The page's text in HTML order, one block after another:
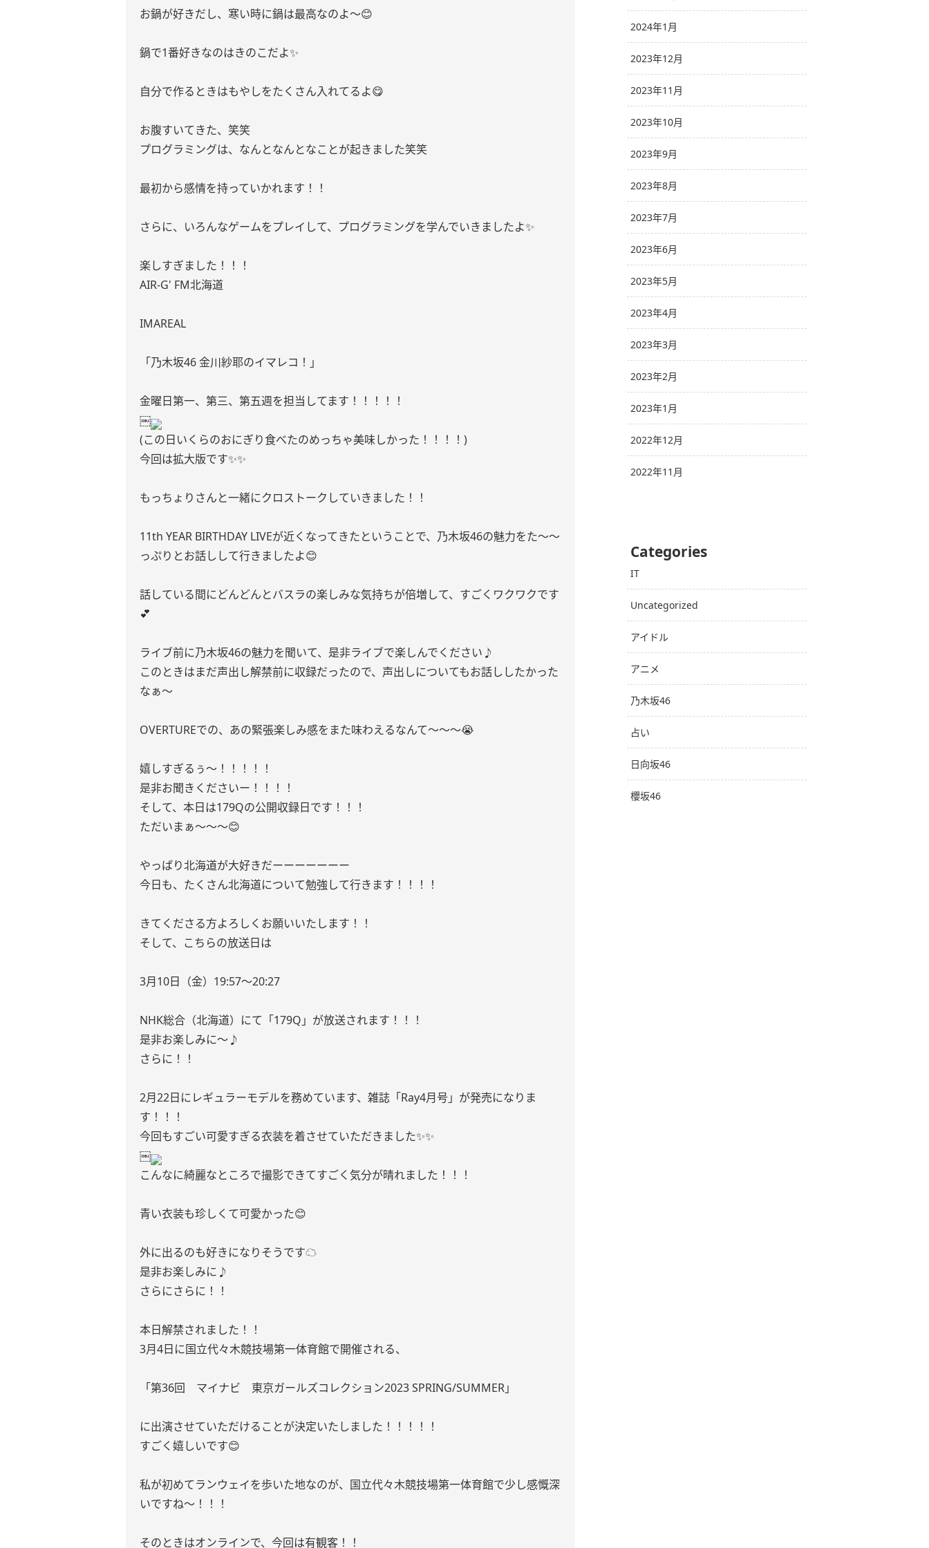
お鍋が好きだし、寒い時に鍋は最高なのよ〜😊
鍋で1番好きなのはきのこだよ✨
自分で作るときはもやしをたくさん入れてるよ😋
お腹すいてきた、笑笑
プログラミングは、なんとなんとなことが起きました笑笑
最初から感情を持っていかれます！！
さらに、いろんなゲームをプレイして、プログラミングを学んでいきましたよ✨
楽しすぎました！！！
AIR-G' FM北海道
IMAREAL
「乃木坂46 金川紗耶のイマレコ！」
金曜日第一、第三、第五週を担当してます！！！！！
￼
(この日いくらのおにぎり食べたのめっちゃ美味しかった！！！！)
今回は拡大版です✨✨
もっちょりさんと一緒にクロストークしていきました！！
11th YEAR BIRTHDAY LIVEが近くなってきたということで、乃木坂46の魅力をた〜〜
っぷりとお話しして行きましたよ😊
話している間にどんどんとバスラの楽しみな気持ちが倍増して、すごくワクワクです
💕
ライブ前に乃木坂46の魅力を聞いて、是非ライブで楽しんでください♪
このときはまだ声出し解禁前に収録だったので、声出しについてもお話ししたかった
なぁ〜
OVERTUREでの、あの緊張楽しみ感をまた味わえるなんて〜〜〜😭
嬉しすぎるぅ〜！！！！！
是非お聞きくださいー！！！！
そして、本日は179Qの公開収録日です！！！
ただいまぁ〜〜〜😊
やっぱり北海道が大好きだーーーーーーー
今日も、たくさん北海道について勉強して行きます！！！！
きてくださる方よろしくお願いいたします！！
そして、こちらの放送日は
3月10日（金）19:57〜20:27
NHK総合（北海道）にて「179Q」が放送されます！！！
是非お楽しみに〜♪
さらに！！
2月22日にレギュラーモデルを務めています、雑誌「Ray4月号」が発売になりま
す！！！
今回もすごい可愛すぎる衣装を着させていただきました✨✨
￼
こんなに綺麗なところで撮影できてすごく気分が晴れました！！！
青い衣装も珍しくて可愛かった😊
外に出るのも好きになりそうです☁️
是非お楽しみに♪
さらにさらに！！
本日解禁されました！！
3月4日に国立代々木競技場第一体育館で開催される、
「第36回 マイナビ 東京ガールズコレクション2023 SPRING/SUMMER」
に出演させていただけることが決定いたしました！！！！！
すごく嬉しいです😊
私が初めてランウェイを歩いた地なのが、国立代々木競技場第一体育館で少し感慨深
いですね〜！！！
そのときはオンラインで、今回は有観客！！
2024年1月
2023年12月
2023年11月
2023年10月
2023年9月
2023年8月
2023年7月
2023年6月
2023年5月
2023年4月
2023年3月
2023年2月
2023年1月
2022年12月
2022年11月
Categories
IT
Uncategorized
アイドル
アニメ
乃木坂46
占い
日向坂46
櫻坂46